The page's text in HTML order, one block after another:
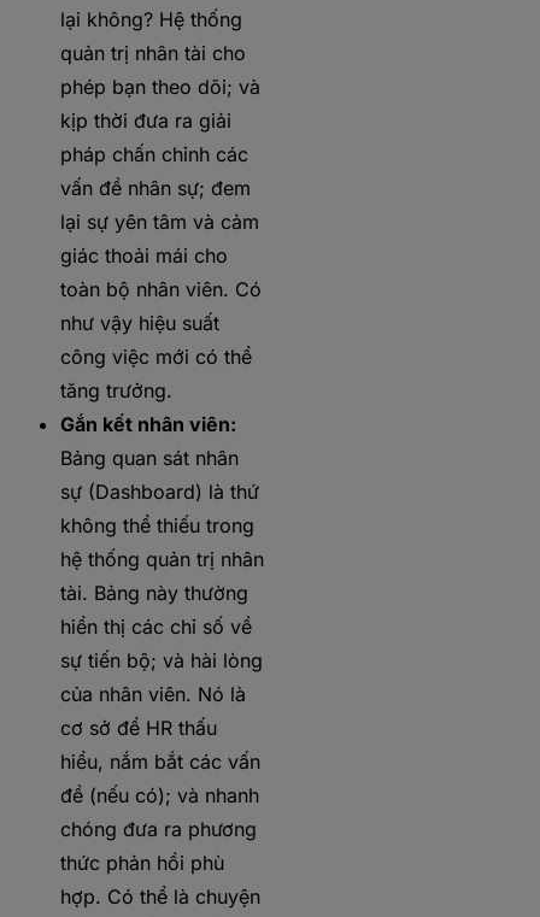
lại không? Hệ thống
quản trị nhân tài cho
phép bạn theo dõi; và
kịp thời đưa ra giải
pháp chấn chỉnh các
vấn đề nhân sự; đem
lại sự yên tâm và cảm
giác thoải mái cho
toàn bộ nhân viên. Có
như vậy hiệu suất
công việc mới có thể
tăng trưởng.
Gắn kết nhân viên:
Bảng quan sát nhân
sự (Dashboard) là thứ
không thể thiếu trong
hệ thống quản trị nhân
tài. Bảng này thường
hiển thị các chỉ số về
sự tiến bộ; và hài lòng
của nhân viên. Nó là
cơ sở để HR thấu
hiểu, nắm bắt các vấn
đề (nếu có); và nhanh
chóng đưa ra phương
thức phản hồi phù
hợp. Có thể là chuyện